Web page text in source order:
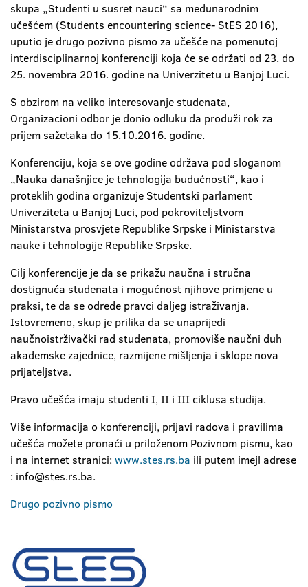
skupa „Studenti u susret nauci“ sa međunarodnim
učešćem (Students encountering science- StES 2016),
uputio je drugo pozivno pismo za učešće na pomenutoj
interdisciplinarnoj konferenciji koja će se održati od 23. do
25. novembra 2016. godine na Univerzitetu u Banjoj Luci.
S obzirom na veliko interesovanje studenata,
Organizacioni odbor je donio odluku da produži rok za
prijem sažetaka do 15.10.2016. godine.
Konferenciju, koja se ove godine održava pod sloganom
„Nauka današnjice je tehnologija budućnosti“, kao i
proteklih godina organizuje Studentski parlament
Univerziteta u Banjoj Luci, pod pokroviteljstvom
Ministarstva prosvjete Republike Srpske i Ministarstva
nauke i tehnologije Republike Srpske.
Cilj konferencije je da se prikažu naučna i stručna
dostignuća studenata i mogućnost njihove primjene u
praksi, te da se odrede pravci daljeg istraživanja.
Istovremeno, skup je prilika da se unaprijedi
naučnoistrživački rad studenata, promoviše naučni duh
akademske zajednice, razmijene mišljenja i sklope nova
prijateljstva.
Pravo učešća imaju studenti I, II i III ciklusa studija.
Više informacija o konferenciji, prijavi radova i pravilima
učešća možete pronaći u priloženom Pozivnom pismu, kao
i na internet stranici: www.stes.rs.ba ili putem imejl adrese
: info@stes.rs.ba.
Drugo pozivno pismo